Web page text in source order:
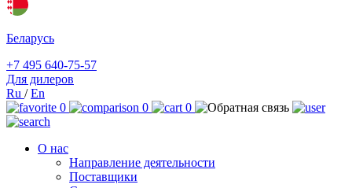
Беларусь
+7 495 640-75-57
Для дилеров
Ru /En
0
0 0
О нас
Направление деятельности
Поставщики